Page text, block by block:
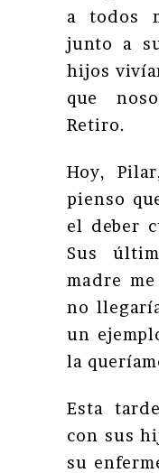
a todos
junto a
hijos
que
Retiro.
Hoy,
pienso
el deber
Sus
madre
no
un
la
Esta
con sus
su